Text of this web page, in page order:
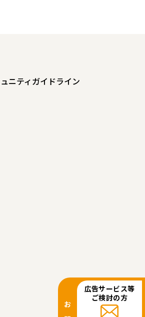
ニティガイドライン
広告サービス等
ご検討の方